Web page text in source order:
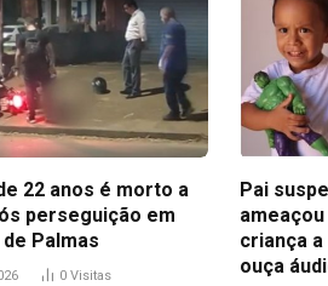
22 anos é morto a
perseguição em
Palmas
0 Visitas
Pai
criança
ouça